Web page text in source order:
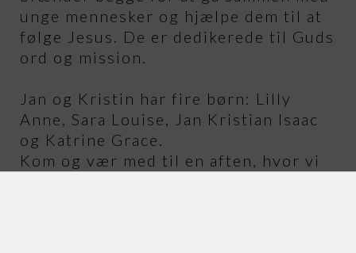
unge mennesker og hjælpe dem til at
følge Jesus. De er dedikerede til Guds
ord og mission.
Jan og Kristin har fire børn: Lilly
Anne, Sara Louise, Jan Kristian Isaac
og Katrine Grace.
Kom og vær med til en aften, hvor vi